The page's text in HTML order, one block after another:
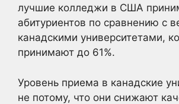
лучшие колледжи в США
абитуриентов по сравнению с
канадскими университетами,
принимают до 61%.
Уровень приема в канадские
не потому, что они снижают